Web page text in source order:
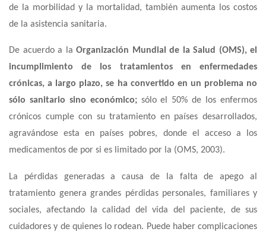
de la morbilidad y la mortalidad, también aumenta
los costos
de la asistencia sanitaria.
De acuerdo a la Organización Mundial de la Salud (OMS), el
incumplimiento de los tratamientos en enfermedades
crónicas, a largo plazo, se ha convertido en un problema no
sólo sanitario sino económico;sólo el 50% de los enfermos
crónicos cumple con su tratamiento en países desarrollados,
agravándose esta en países pobres, donde el acceso a los
medicamentos de por si es limitado por la (OMS, 2003).
La pérdidas generadas a causa de la falta de apego al
tratamiento genera grandes pérdidas personales, familiares y
sociales, afectando la calidad del vida del paciente, de sus
cuidadores y de quienes lo rodean. Puede haber complicaciones